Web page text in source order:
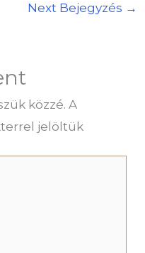
Next Bejegyzés →
közzé. A
jelöltük